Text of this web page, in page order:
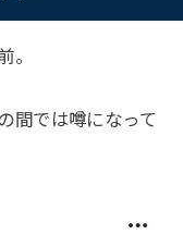
。
間では噂になって